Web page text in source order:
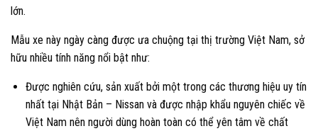
lớn.
Mẫu xe này ngày càng được ưa chuộng tại thị trường Việt Nam, sở
hữu nhiều tính năng nổi bật như:
Được nghiên cứu, sản xuất bởi một trong các thương hiệu uy tín
nhất tại Nhật Bản – Nissan và được nhập khẩu nguyên chiếc về
Việt Nam nên người dùng hoàn toàn có thể yên tâm về chất